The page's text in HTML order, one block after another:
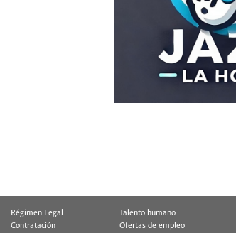
Régimen Legal
Talento humano
Contratación
Ofertas de empleo